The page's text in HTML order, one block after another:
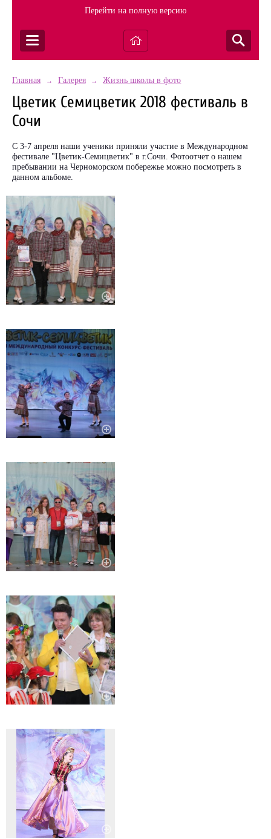
Перейти на полную версию
Главная → Галерея → Жизнь школы в фото
Цветик Семицветик 2018 фестиваль в
Сочи
С 3-7 апреля наши ученики приняли участие в Международном
фестивале "Цветик-Семицветик" в г.Сочи. Фотоотчет о нашем
пребывании на Черноморском побережье можно посмотреть в
данном альбоме.